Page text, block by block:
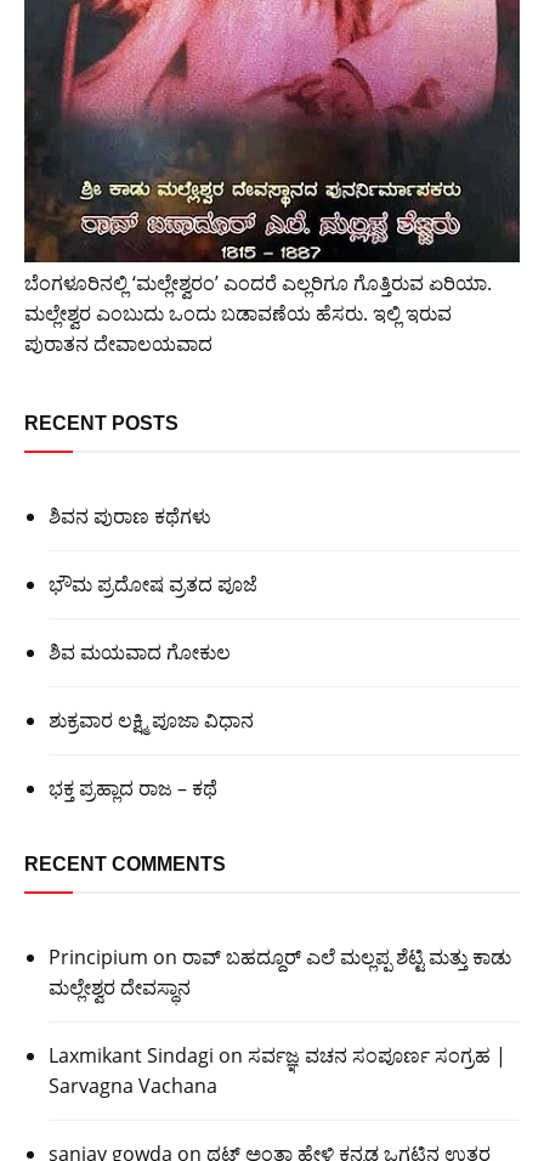
ಬೆಂಗಳೂರಿನಲ್ಲಿ ‘ಮಲ್ಲೇಶ್ವರಂ’ ಎಂದರೆ ಎಲ್ಲರಿಗೂ ಗೊತ್ತಿರುವ ಏರಿಯಾ.
ಮಲ್ಲೇಶ್ವರ ಎಂಬುದು ಒಂದು ಬಡಾವಣೆಯ ಹೆಸರು. ಇಲ್ಲಿ ಇರುವ
ಪುರಾತನ ದೇವಾಲಯವಾದ
RECENT POSTS
ಶಿವನ ಪುರಾಣ ಕಥೆಗಳು
ಭೌಮ ಪ್ರದೋಷ ವ್ರತದ ಪೂಜೆ
ಶಿವ ಮಯವಾದ ಗೋಕುಲ
ಶುಕ್ರವಾರ ಲಕ್ಷ್ಮಿ ಪೂಜಾ ವಿಧಾನ
ಭಕ್ತ ಪ್ರಹ್ಲಾದ ರಾಜ – ಕಥೆ
RECENT COMMENTS
Principium on ರಾವ್ ಬಹದ್ದೂರ್ ಎಲೆ ಮಲ್ಲಪ್ಪ ಶೆಟ್ಟಿ ಮತ್ತು ಕಾಡು
ಮಲ್ಲೇಶ್ವರ ದೇವಸ್ಥಾನ
Laxmikant Sindagi on ಸರ್ವಜ್ಞ ವಚನ ಸಂಪೂರ್ಣ ಸಂಗ್ರಹ |
Sarvagna Vachana
sanjay gowda on ಥಟ್ ಅಂತಾ ಹೇಳಿ ಕನ್ನಡ ಒಗಟಿನ ಉತ್ತರ